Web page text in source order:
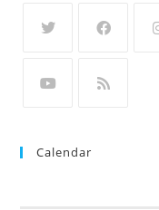
Calendar